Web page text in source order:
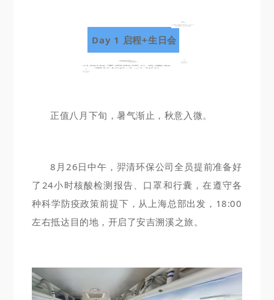
Day 1 启程+生日会
正值八月下旬，暑气渐止，秋意入微。
8月26日中午，羿清环保公司全员提前准备好
了24小时核酸检测报告、口罩和行囊，在遵守各
种科学防疫政策前提下，从上海总部出发，18:00
左右抵达目的地，开启了安吉溯溪之旅。